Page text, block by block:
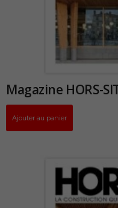
Magazine HORS-
Ajouter au panier